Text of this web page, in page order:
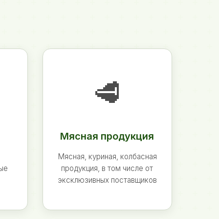
🥩
Мясная продукция
Мясная, куриная, колбасная
продукция, в том числе от
эксклюзивных поставщиков